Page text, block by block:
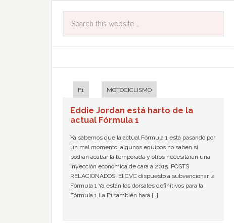
F1 MOTOCICLISMO
Eddie Jordan está harto de la
actual Fórmula 1
Ya sabemos que la actual Fórmula 1 está pasando por
un mal momento, algunos equipos no saben si
podrán acabar la temporada y otros necesitarán una
inyección económica de cara a 2015. POSTS
RELACIONADOS: El CVC dispuesto a subvencionar la
Fórmula 1 Ya están los dorsales definitivos para la
Fórmula 1 La F1 también hará […]